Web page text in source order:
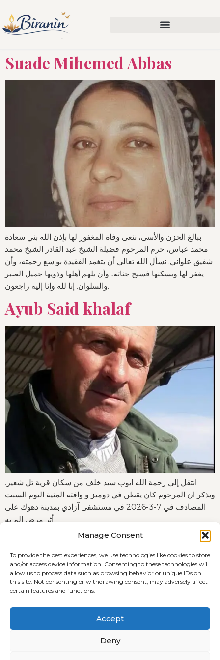
Manage Consent
To provide the best experiences, we use technologies like cookies to store
and/or access device information. Consenting to these technologies will
allow us to process data such as browsing behavior or unique IDs on
this site. Not consenting or withdrawing consent, may adversely affect
certain features and functions.
Accept
Deny
Suade Mihemed Abbas
ببالغ الحزن والأسى، ننعى وفاة المغفور لها بإذن الله بني سعادة
محمد عباس، حرم المرحوم فضيلة الشيخ عبد القادر الشيخ محمد
شفيق علواني. نسأل الله تعالى أن يتغمد الفقيدة بواسع رحمته، وأن
يغفر لها ويسكنها فسيح جناته، وأن يلهم أهلها وذويها جميل الصبر
والسلوان. إنا لله وإنا إليه راجعون.
Ayub Said khalaf
انتقل إلى رحمة الله ايوب سيد خلف من سكان قرية تل شعير.
ويذكر ان المرحوم كان يقطن في دوميز و وافته المنية اليوم السبت
المصادف في 7-3-2026 في مستشفى آزادي بمدينة دهوك على
أثر مرض الم به
Terms and Conditions Cookie Policy (EU)
Privacyverklaring